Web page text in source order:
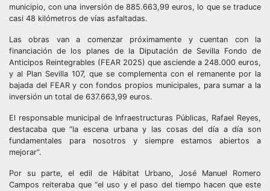
municipio, con una inversión de 885.663,99 euros, lo que se traduce
casi 48 kilómetros de vías asfaltadas.
Las obras van a comenzar próximamente y cuentan con la
financiación de los planes de la Diputación de Sevilla Fondo de
Anticipos Reintegrables (FEAR 2025) que asciende a 248.000 euros,
y al Plan Sevilla 107, que se complementa con el remanente por la
bajada del FEAR y con fondos propios municipales, para sumar a la
inversión un total de 637.663,99 euros.
El responsable municipal de Infraestructuras Públicas, Rafael Reyes,
destacaba que “la escena urbana y las cosas del día a día son
fundamentales para nosotros y siempre estamos abiertos a
mejorar”.
Por su parte, el edil de Hábitat Urbano, José Manuel Romero
Campos reiteraba que “el uso y el paso del tiempo hacen que este